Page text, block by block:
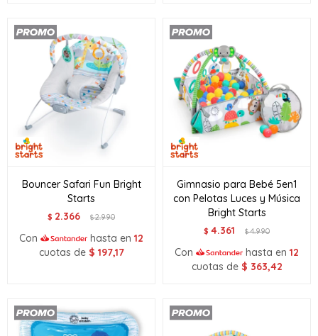
Bouncer Safari Fun Bright
Starts
$ 2.366 $2.990
Con hasta en 12
cuotas de $ 197,17
Gimnasio para Bebé 5en1
con Pelotas Luces y Música
Bright Starts
$ 4.361 $4.990
Con hasta en 12
cuotas de $ 363,42